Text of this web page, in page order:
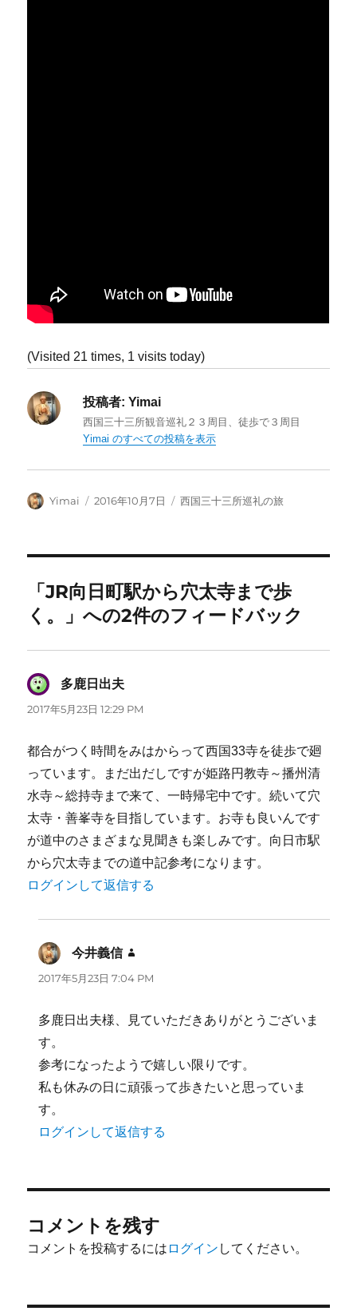
(Visited 21 times, 1 visits today)
投稿者: Yimai
西国三十三所観音巡礼２３周目、徒歩で３周目
Yimai のすべての投稿を表示
投
Yimai
投
2016年10月7日
カ
西国三十三所巡礼の旅
「JR向日町駅から穴太寺まで歩
く。」への2件のフィードバック
多鹿日出夫
り:
2017年5月23日 12:29 PM
都合がつく時間をみはからって西国33寺を徒歩で廻
っています。まだ出だしですが姫路円教寺～播州清
水寺～総持寺まで来て、一時帰宅中です。続いて穴
太寺・善峯寺を目指しています。お寺も良いんです
が道中のさまざまな見聞きも楽しみです。向日市駅
から穴太寺までの道中記参考になります。
ログインして返信する
今井義信
り:
2017年5月23日 7:04 PM
多鹿日出夫様、見ていただきありがとうございま
す。
参考になったようで嬉しい限りです。
私も休みの日に頑張って歩きたいと思っていま
す。
ログインして返信する
コメントを残す
コメントを投稿するには ログイン してください。